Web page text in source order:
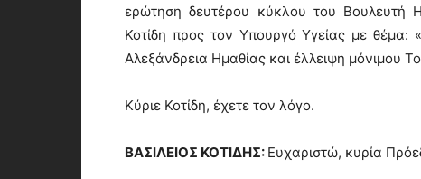
ερώτηση δευτέρου κύκλου του Βουλευτή
Κοτίδη προς τον Υπουργό Υγείας με
Αλεξάνδρεια Ημαθίας και έλλειψη μόνιμου
Κύριε Κοτίδη, έχετε τον λόγο.
ΒΑΣΙΛΕΙΟΣ ΚΟΤΙΔΗΣ: Ευχαριστώ, κυρία